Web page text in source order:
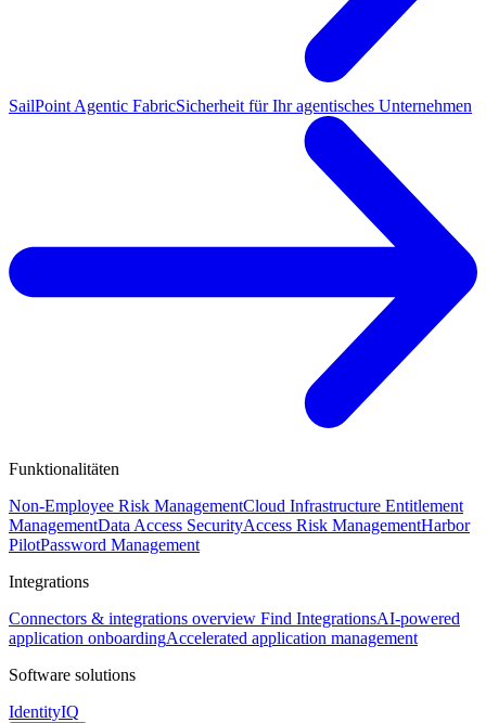
SailPoint Agentic FabricSicherheit für Ihr agentisches Unternehmen
Funktionalitäten
Non-Employee Risk ManagementCloud Infrastructure Entitlement
ManagementData Access SecurityAccess Risk ManagementHarbor
PilotPassword Management
Integrations
Connectors & integrations overview Find IntegrationsAI-powered
application onboardingAccelerated application management
Software solutions
IdentityIQ